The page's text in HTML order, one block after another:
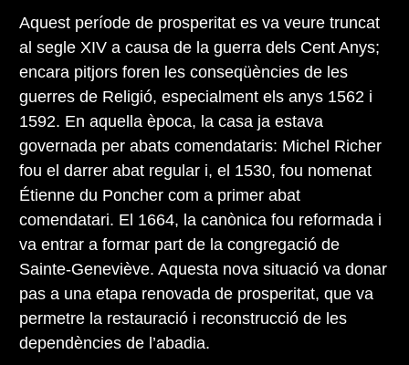
Aquest període de prosperitat es va veure truncat
al segle XIV a causa de la guerra dels Cent Anys;
encara pitjors foren les conseqüències de les
guerres de Religió, especialment els anys 1562 i
1592. En aquella època, la casa ja estava
governada per abats comendataris: Michel Richer
fou el darrer abat regular i, el 1530, fou nomenat
Étienne du Poncher com a primer abat
comendatari. El 1664, la canònica fou reformada i
va entrar a formar part de la congregació de
Sainte-Geneviève. Aquesta nova situació va donar
pas a una etapa renovada de prosperitat, que va
permetre la restauració i reconstrucció de les
dependències de l’abadia.